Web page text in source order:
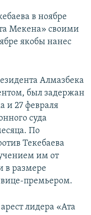
в ноябре
Мекена» своими
якобы нанес
Алмазбека
был задержан
и 27 февраля
суда
По
Текебаева
им от
в размере
вице-премьером.
лидера «Ата